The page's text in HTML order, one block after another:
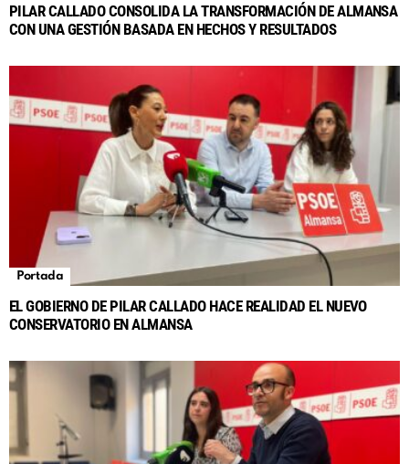
PILAR CALLADO CONSOLIDA LA TRANSFORMACIÓN DE ALMANSA
CON UNA GESTIÓN BASADA EN HECHOS Y RESULTADOS
Portada
EL GOBIERNO DE PILAR CALLADO HACE REALIDAD EL NUEVO
CONSERVATORIO EN ALMANSA